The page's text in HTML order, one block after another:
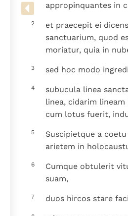
Gebruiksvoorwaardenappropinquantes in
2
et praecepit ei
sanctuarium, quod
moriatur, quia in
3 sed hoc modo
4
subucula linea
linea, cidarim
cum lotus fuerit,
5
Suscipietque a
arietem in
6
Cumque obtulerit
suam,
7 duos hircos stare